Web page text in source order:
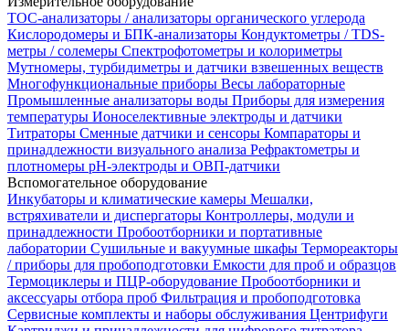
TOC-анализаторы / анализаторы органического углерода
Кислородомеры и БПК-анализаторы Кондуктометры / TDS-
метры / солемеры Спектрофотометры и колориметры
Мутномеры, турбидиметры и датчики взвешенных веществ
Многофункциональные приборы Весы лабораторные
Промышленные анализаторы воды Приборы для измерения
температуры Ионоселективные электроды и датчики
Титраторы Сменные датчики и сенсоры Компараторы и
принадлежности визуального анализа Рефрактометры и
плотномеры pH-электроды и ОВП-датчики
Вспомогательное оборудование
Инкубаторы и климатические камеры Мешалки,
встряхиватели и диспергаторы Контроллеры, модули и
принадлежности Пробоотборники и портативные
лаборатории Сушильные и вакуумные шкафы Термореакторы
/ приборы для пробоподготовки Емкости для проб и образцов
Термоциклеры и ПЦР-оборудование Пробоотборники и
аксессуары отбора проб Фильтрация и пробоподготовка
Сервисные комплекты и наборы обслуживания Центрифуги